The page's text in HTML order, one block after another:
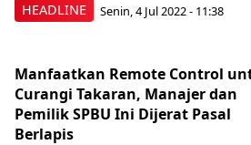
HEADLINE Senin, 4 Jul 2022 - 11:38
Manfaatkan Remote Control
Curangi Takaran, Manajer dan
Pemilik SPBU Ini Dijerat Pasal
Berlapis